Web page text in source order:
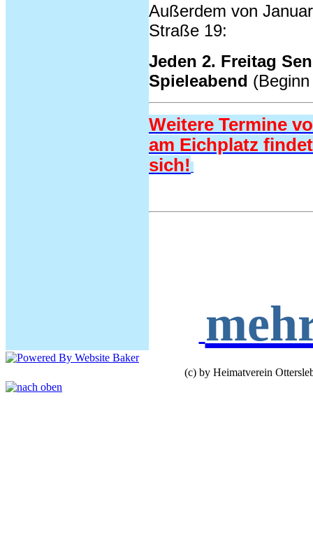
Außerdem von
Straße 19:
Jeden 2. Freitag
Spieleabend
Weitere Termine
am Eichplatz
sich!
(c) by Heimatverein